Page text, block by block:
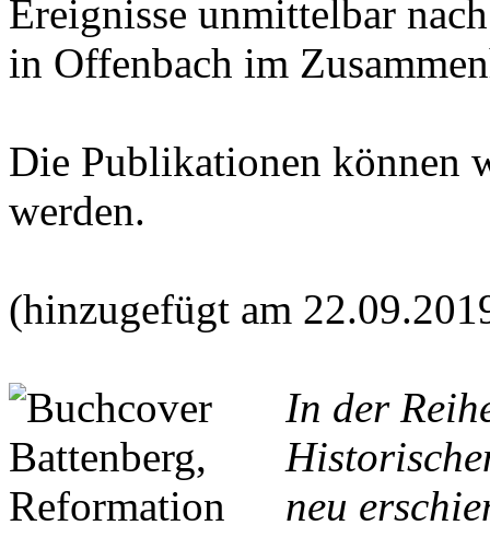
Ereignisse unmittelbar
in Offenbach im
Die Publikationen können
werden.
(hinzugefügt am
In der
neu